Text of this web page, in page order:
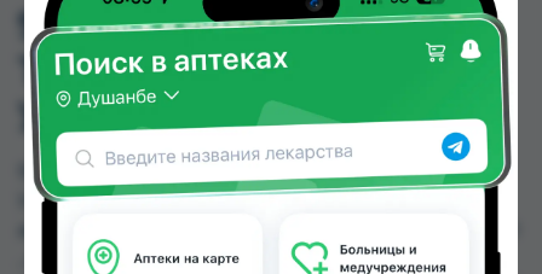
911 БАДЯГА ГЕЛЬ Д/
ТЕЛА ОТ СИНЯКОВ И
УШИБОВ 100МЛ
911 БАДЯГА ГЕЛЬ Д/ТЕЛА ОТ СИНЯКОВ И
УШИБОВ 100МЛ можно купить или заказать в
, Алишер-К, Аптека + 24/7, Аптека Алфавит,